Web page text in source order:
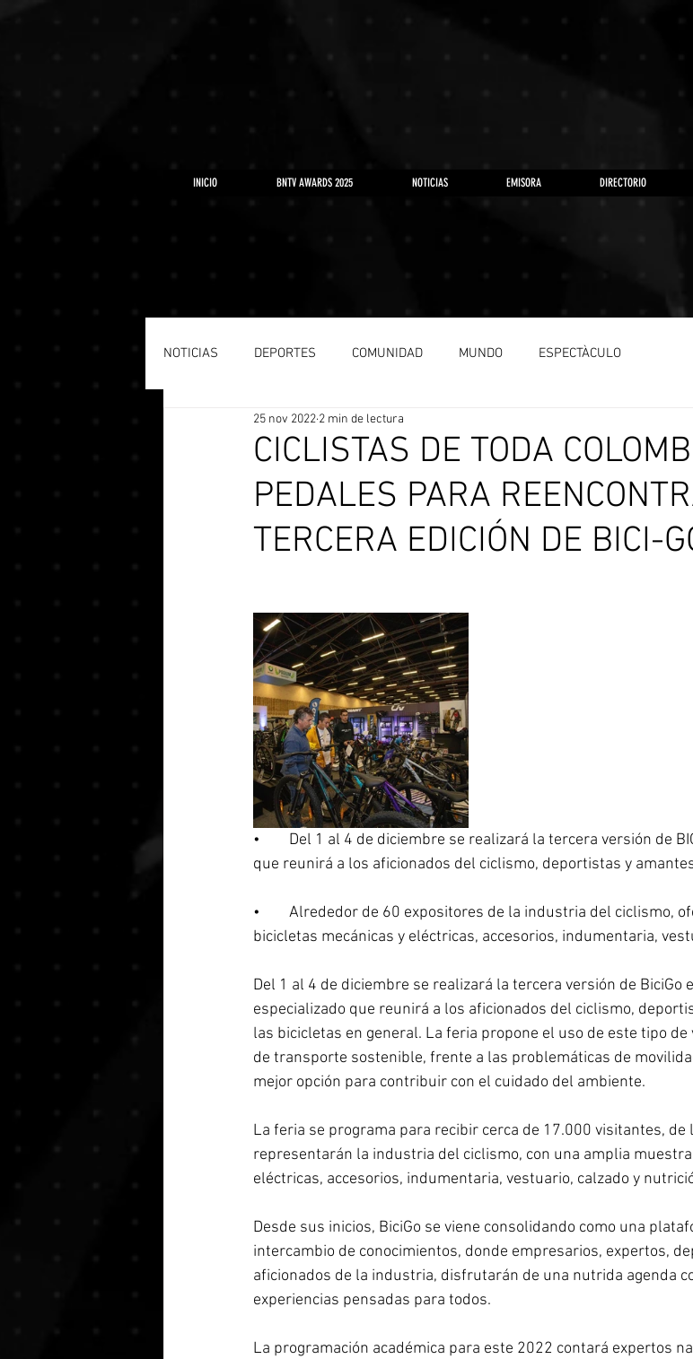
INICIO BNTV AWARDS 2025 NOTICIAS EMISORA DIRECTORIO
NOTICIAS DEPORTES COMUNIDAD MUNDO ESPECTÀCULO
CICLISTAS DE TODA
PEDALES PARA
TERCERA EDICIÓN DE BICI-
25 nov 2022 2 min de lectura
•	Del 1 al 4 de diciembre se realizará la tercera versión de BICIGO en Corferias, un espacio
que reunirá a los aficionados del ciclismo, deportistas y
•	Alrededor de 60 expositores de la industria del ciclismo, ofertarán una amplia muestra de
bicicletas mecánicas y eléctricas, accesorios, indumentaria,
Del 1 al 4 de diciembre se realizará la tercera versión de BiciGo
especializado que reunirá a los aficionados del ciclismo,
las bicicletas en general. La feria propone el uso de este tipo
de transporte sostenible, frente a las problemáticas de
mejor opción para contribuir con el cuidado del ambiente.
La feria se programa para recibir cerca de 17.000 visitantes, de
representarán la industria del ciclismo, con una amplia
eléctricas, accesorios, indumentaria, vestuario, calzado y
Desde sus inicios, BiciGo se viene consolidando como una
intercambio de conocimientos, donde empresarios, expertos,
aficionados de la industria, disfrutarán de una nutrida agenda
experiencias pensadas para todos.
La programación académica para este 2022 contará expertos